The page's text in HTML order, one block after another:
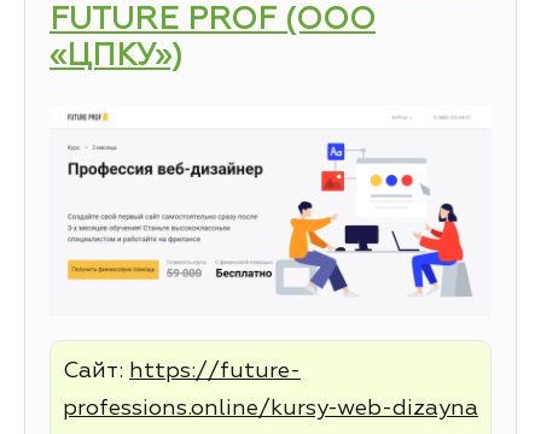
FUTURE PROF (ООО
«ЦПКУ»)
Сайт: https://future-
professions.online/kursy-web-dizayna